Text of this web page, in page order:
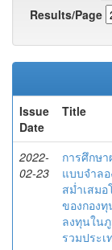
Results/Page
Issue
Date
Title
2022-
02-23
การศึกษ
แบบจำล
สม่ำเสมอ
ของกอง
ลงทุนใน
รวมประ